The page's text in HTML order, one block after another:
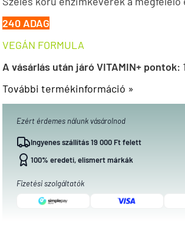
240 ADAG
VEGÁN FORMULA
A vásárlás után járó VITAMIN+ pontok:
További termékinformáció »
Ezért érdemes nálunk vásárolnod
Ingyenes szállítás 19 000 Ft felett
100% eredeti, elismert márkák
Fizetési szolgáltatók